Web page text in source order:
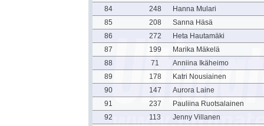
84
248
Hanna Mulari
85
208
Sanna Häsä
86
272
Heta Hautamäki
87
199
Marika Mäkelä
88
71
Anniina Ikäheimo
89
178
Katri Nousiainen
90
147
Aurora Laine
91
237
Pauliina Ruotsalainen
92
113
Jenny Villanen